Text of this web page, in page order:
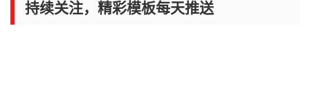
持续关注，精彩模板每天推送